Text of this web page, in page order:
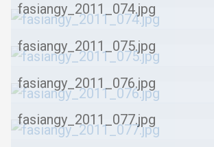
fasiangy_2011_074.jpg
fasiangy_2011_075.jpg
fasiangy_2011_076.jpg
fasiangy_2011_077.jpg